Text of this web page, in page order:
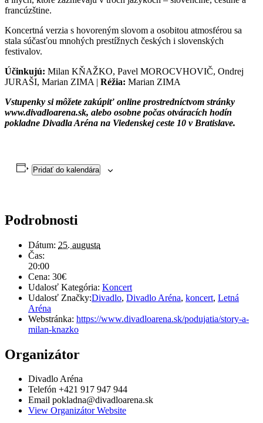
francúzštine.
Koncertná verzia s hovoreným slovom a osobitou atmosférou sa
stala súčasťou mnohých prestížnych českých i slovenských
festivalov.
Účinkujú: Milan KŇAŽKO, Pavel MOROCVHOVIČ, Ondrej
JURAŠI, Marian ZIMA | Réžia: Marian ZIMA
Vstupenky si môžete zakúpiť online prostredníctvom stránky
www.divadloarena.sk, alebo osobne počas otváracích hodín
pokladne Divadla Aréna na Viedenskej ceste 10 v Bratislave.
Pridať do kalendára
Podrobnosti
Dátum: 25. augusta
Čas:
20:00
Cena: 30€
Udalosť Kategória: Koncert
Udalosť Značky:Divadlo, Divadlo Aréna, koncert, Letná
Aréna
Webstránka: https://www.divadloarena.sk/podujatia/story-a-
milan-knazko
Organizátor
Divadlo Aréna
Telefón +421 917 947 944
Email pokladna@divadloarena.sk
View Organizátor Website